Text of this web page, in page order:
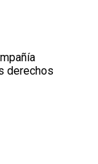
derechos